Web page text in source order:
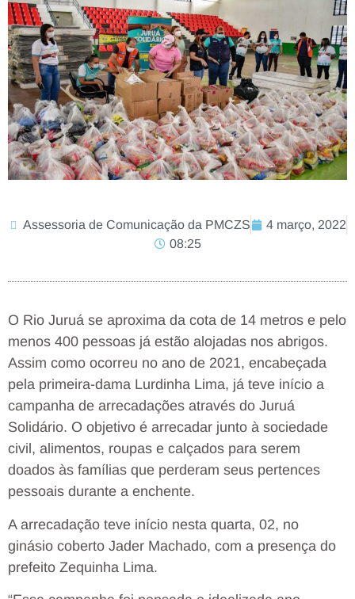
Assessoria de Comunicação da PMCZS
4 março, 2022
08:25
O Rio Juruá se aproxima da cota de 14 metros e pelo
menos 400 pessoas já estão alojadas nos abrigos.
Assim como ocorreu no ano de 2021, encabeçada
pela primeira-dama Lurdinha Lima, já teve início a
campanha de arrecadações através do Juruá
Solidário. O objetivo é arrecadar junto à sociedade
civil, alimentos, roupas e calçados para serem
doados às famílias que perderam seus pertences
pessoais durante a enchente.
A arrecadação teve início nesta quarta, 02, no
ginásio coberto Jader Machado, com a presença do
prefeito Zequinha Lima.